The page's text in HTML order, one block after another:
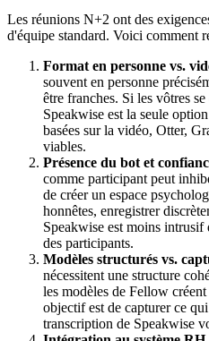
Les réunions N+2 ont des
d'équipe standard. Voici comment
Format en personne vs.
souvent en personne
être franches. Si les vôtres
Speakwise est la seule
basées sur la vidéo, Otter,
viables.
Présence du bot et
comme participant peut
de créer un espace
honnêtes, enregistrer
Speakwise est moins
des participants.
Modèles structurés vs.
nécessitent une structure
les modèles de Fellow
objectif est de capturer ce
transcription de Speakwise